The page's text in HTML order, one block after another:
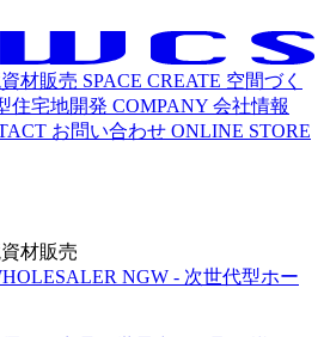
材販売 SPACE CREATE 空間づく
住宅地開発 COMPANY 会社情報
お問い合わせ ONLINE STORE
材販売
NGW - 次世代型ホー